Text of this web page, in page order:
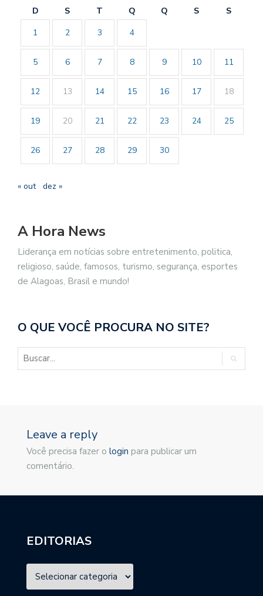
D S T Q Q S
S
1
2 3 4
5 6 7 8 9 10 11
12 13 14 15 16 17 18
19 20 21 22 23 24 25
26 27 28 29 30
« out dez »
A Hora News
Liderança em notícias sobre entretenimento, politica,
religioso, saúde, famosos, turismo, segurança, esportes
de Alagoas, Brasil e mundo!
O QUE VOCÊ PROCURA NO SITE?
Leave a reply
Você precisa fazer o login para publicar um
comentário.
EDITORIAS